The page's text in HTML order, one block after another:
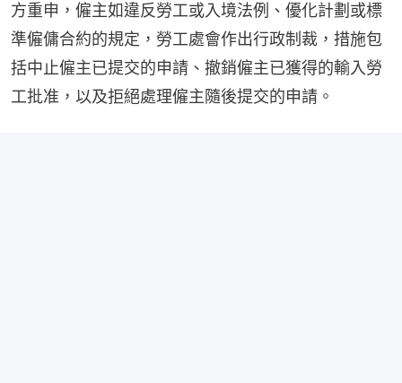
方重申，僱主如違反勞工或入境法例、優化計劃或標
準僱傭合約的規定，勞工處會作出行政制裁，措施包
括中止僱主已提交的申請、撤銷僱主已獲得的輸入勞
工批准，以及拒絕處理僱主隨後提交的申請。